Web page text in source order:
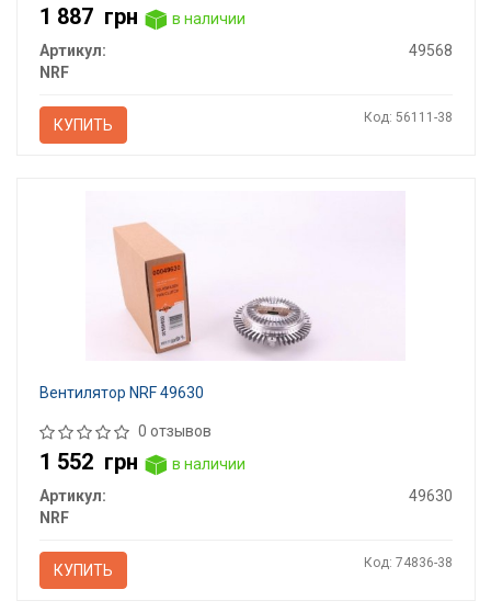
1 887 грн
в наличии
Артикул:
49568
NRF
КУПИТЬ Код: 56111-38
Вентилятор NRF 49630
0 отзывов
1 552 грн
в наличии
Артикул:
49630
NRF
КУПИТЬ Код: 74836-38